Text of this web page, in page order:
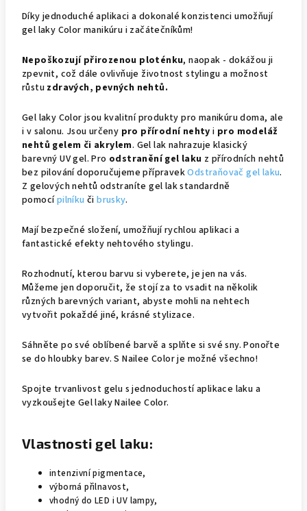
Díky jednoduché aplikaci a dokonalé konzistenci umožňují
gel laky Color manikúru i začátečníkům!
Nepoškozují přirozenou ploténku, naopak - dokážou ji
zpevnit, což dále ovlivňuje životnost stylingu a možnost
růstu zdravých, pevných nehtů.
Gel laky Color jsou kvalitní produkty pro manikúru doma, ale
i v salonu. Jsou určeny pro přírodní nehty i pro modeláž
nehtů gelem či akrylem. Gel lak nahrazuje klasický
barevný UV gel. Pro odstranění gel laku z přírodních nehtů
bez pilování doporučujeme přípravekOdstraňovač gel laku.
Z gelových nehtů odstraníte gel lak standardně
pomocípilníku čibrusky.
Mají bezpečné složení, umožňují rychlou aplikaci a
fantastické efekty nehtového stylingu.
Rozhodnutí, kterou barvu si vyberete, je jen na vás.
Můžeme jen doporučit, že stojí za to vsadit na několik
různých barevných variant, abyste mohli na nehtech
vytvořit pokaždé jiné, krásné stylizace.
Sáhněte po své oblíbené barvě a splňte si své sny. Ponořte
se do hloubky barev. S Nailee Color je možné všechno!
Spojte trvanlivost gelu s jednoduchostí aplikace laku a
vyzkoušejte Gel laky Nailee Color.
Vlastnosti gel laku:
intenzivní pigmentace,
výborná přilnavost,
vhodný do LED i UV lampy,